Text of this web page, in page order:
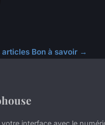
articles Bon à savoir →
interface avec le